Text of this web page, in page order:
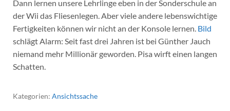
Dann lernen unsere Lehrlinge eben in der Sonderschule an
der Wii das Fliesenlegen. Aber viele andere lebenswichtige
Fertigkeiten können wir nicht an der Konsole lernen. Bild
schlägt Alarm: Seit fast drei Jahren ist bei Günther Jauch
niemand mehr Millionär geworden. Pisa wirft einen langen
Schatten.
Kategorien: Ansichtssache